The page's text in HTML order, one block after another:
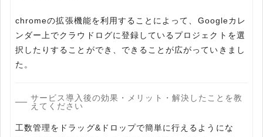
chromeの拡張機能を利用することによって、Googleカレ
ンダー上でクラウドログに登録しているプロジェクトを選
択したりすることができ、できることが広がっていきまし
た。
サービス導入後の効果・メリット・解決したことを教
えてください
工数管理をドラッグ&ドロップで簡単に行えるようにな